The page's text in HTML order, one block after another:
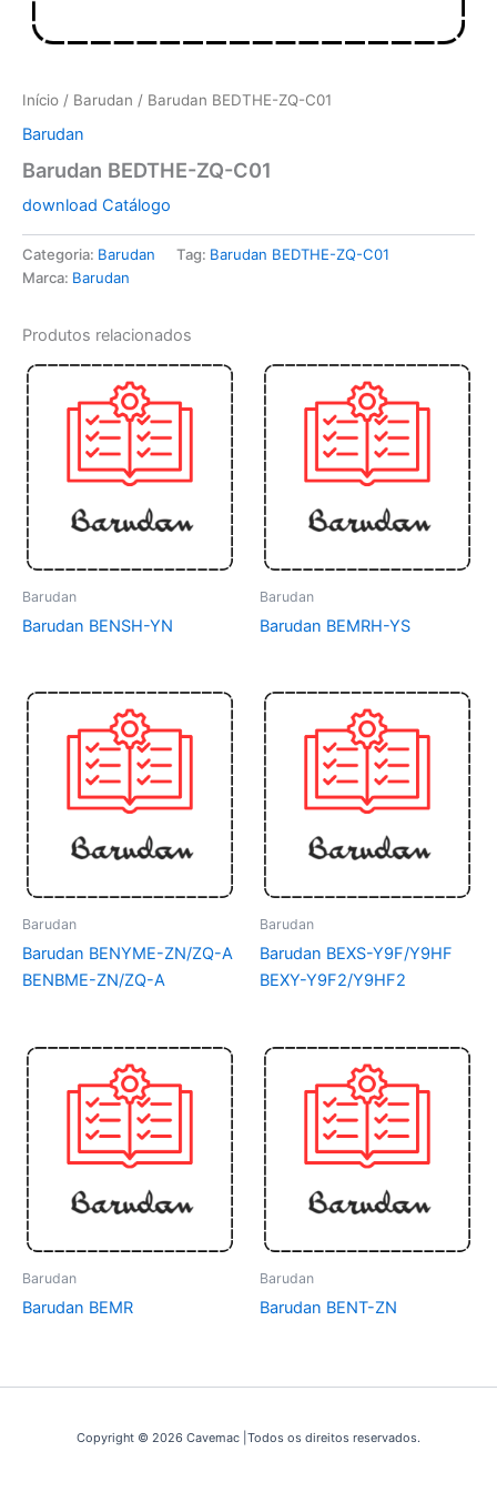
Início / Barudan / Barudan BEDTHE-ZQ-C01
Barudan
Barudan BEDTHE-ZQ-C01
download Catálogo
Categoria: Barudan Tag: Barudan BEDTHE-ZQ-C01
Marca: Barudan
Produtos relacionados
Barudan
Barudan BENSH-YN
Barudan
Barudan BEMRH-YS
Barudan
Barudan BENYME-ZN/ZQ-A
BENBME-ZN/ZQ-A
Barudan
Barudan BEXS-Y9F/Y9HF
BEXY-Y9F2/Y9HF2
Barudan
Barudan BEMR
Barudan
Barudan BENT-ZN
Copyright © 2026 Cavemac |Todos os direitos reservados.